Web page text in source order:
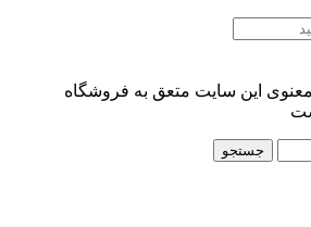
این سایت متعق به فروشگاه
جستجو